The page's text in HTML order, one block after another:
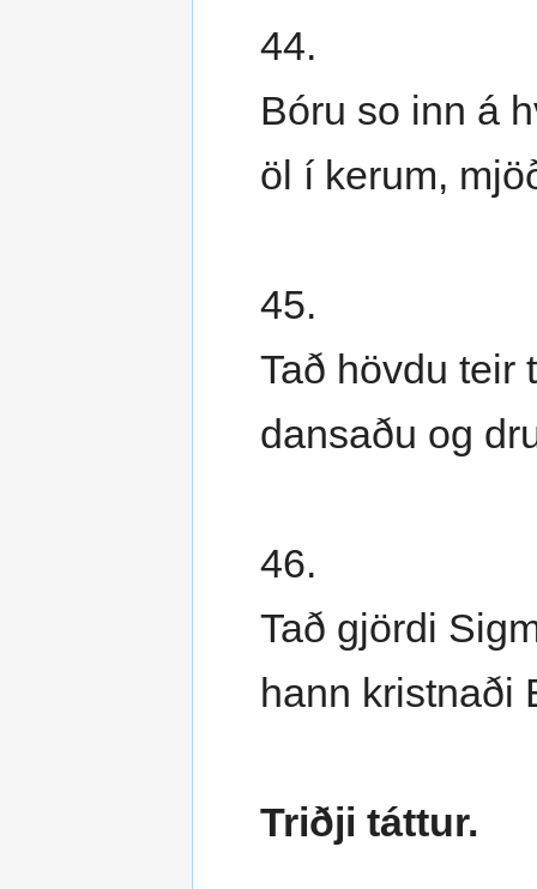
44.
Bóru so inn á
öl í kerum,
45.
Tað hövdu teir
dansaðu og
46.
Tað gjördi
hann kristnaði
Triðji táttur.